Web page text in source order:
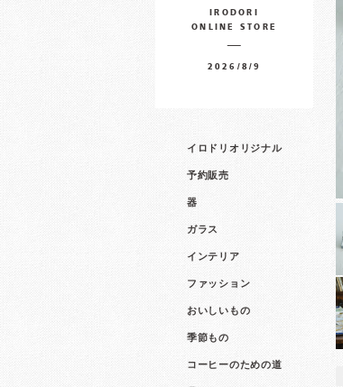
IRODORI
ONLINE STORE
2026/8/9
イロドリオリジナル
予約販売
器
ガラス
インテリア
ファッション
おいしいもの
季節もの
コーヒーのための道